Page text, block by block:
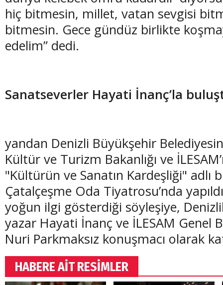
hiç bitmesin, millet, vatan sevgisi
bitmesin. Gece gündüz birlikte
edelim” dedi.
Sanatseverler Hayati İnanç’la
yandan Denizli Büyükşehir
Kültür ve Turizm Bakanlığı ve
"Kültürün ve Sanatın Kardeşliği" adlı
Çatalçeşme Oda Tiyatrosu’nda
yoğun ilgi gösterdiği söyleşiye,
yazar Hayati İnanç ve İLESAM Genel
Nuri Parkmaksız konuşmacı olarak
HABERE AİT RESİMLER